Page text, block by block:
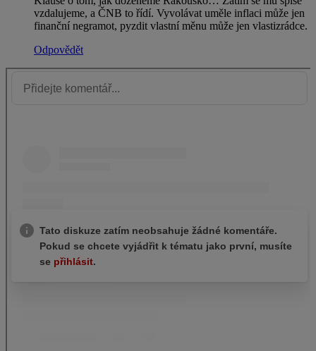
vzdalujeme, a ČNB to řídí. Vyvolávat uměle inflaci může jen
finanční negramot, pyzdit vlastní měnu může jen vlastizrádce.
Odpovědět